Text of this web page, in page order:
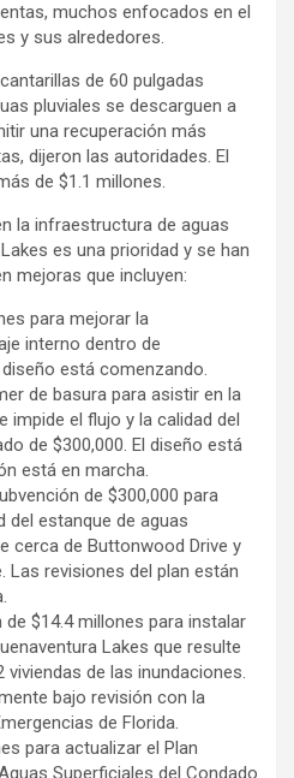
muchos enfocados en el
y sus alrededores.
de 60 pulgadas
pluviales se descarguen a
una recuperación más
dijeron las autoridades. El
de $1.1 millones.
la infraestructura de aguas
es una prioridad y se han
mejoras que incluyen:
para mejorar la
interno dentro de
está comenzando.
de basura para asistir en la
impide el flujo y la calidad del
de $300,000. El diseño está
está en marcha.
de $300,000 para
del estanque de aguas
cerca de Buttonwood Drive y
Las revisiones del plan están
$14.4 millones para instalar
Lakes que resulte
viviendas de las inundaciones.
bajo revisión con la
de Florida.
para actualizar el Plan
Superficiales del Condado